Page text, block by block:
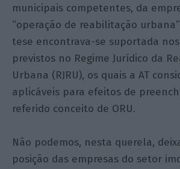
municipais competentes, da
“operação de reabilitação urbana”
tese encontrava-se suportada
previstos no Regime Jurídico da
Urbana (RJRU), os quais a AT
aplicáveis para efeitos de
referido conceito de ORU.
Não podemos, nesta querela,
posição das empresas do setor